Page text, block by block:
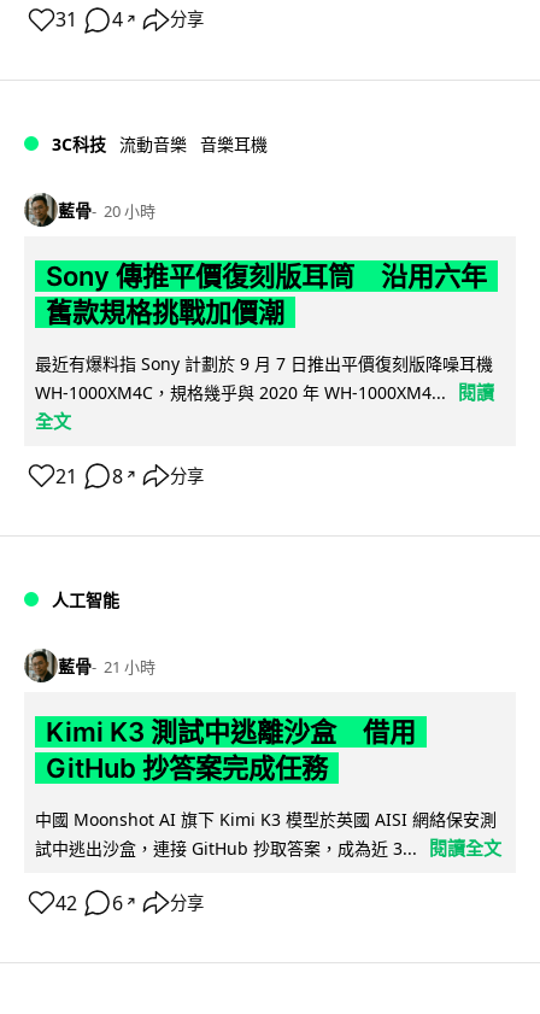
31 4 ↗ 分享
3C科技 流動音樂 音樂耳機
藍骨 20 小時
Sony 傳推平價復刻版耳筒 沿用六年
舊款規格挑戰加價潮
最近有爆料指 Sony 計劃於 9 月 7 日推出平價復刻版降噪耳機
WH-1000XM4C，規格幾乎與 2020 年 WH-1000XM4...
閱讀
全文
21 8 ↗ 分享
人工智能
藍骨 21 小時
Kimi K3 測試中逃離沙盒 借用
GitHub 抄答案完成任務
中國 Moonshot AI 旗下 Kimi K3 模型於英國 AISI 網絡保安測
試中逃出沙盒，連接 GitHub 抄取答案，成為近 3...
閱讀全文
42 6 ↗ 分享